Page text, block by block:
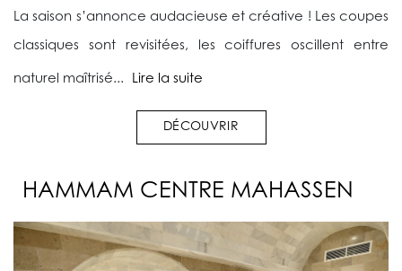
La saison s’annonce audacieuse et créative ! Les coupes
classiques sont revisitées, les coiffures oscillent entre
naturel maîtrisé... Lire la suite
DÉCOUVRIR
HAMMAM CENTRE MAHASSEN